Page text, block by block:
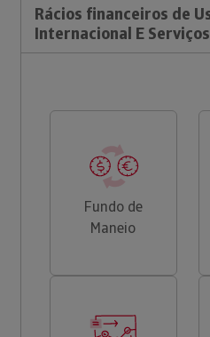
Rácios financeiros de
Internacional E
Fundo de
Maneio